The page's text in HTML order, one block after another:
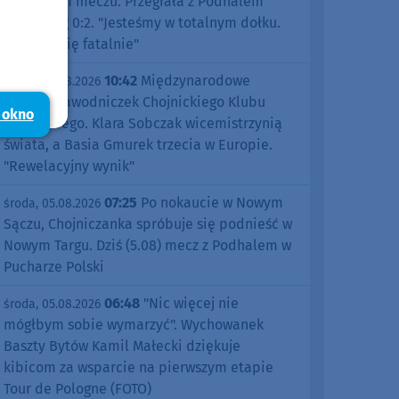
Nowy Targ 0:2. "Jesteśmy w totalnym dołku.
Czujemy się fatalnie"
środa, 05.08.2026 10:42 Międzynarodowe
sukcesy zawodniczek Chojnickiego Klubu
Żeglarskiego. Klara Sobczak wicemistrzynią
świata, a Basia Gmurek trzecia w Europie.
"Rewelacyjny wynik"
środa, 05.08.2026 07:25 Po nokaucie w Nowym
Sączu, Chojniczanka spróbuje się podnieść w
Nowym Targu. Dziś (5.08) mecz z Podhalem w
Pucharze Polski
środa, 05.08.2026 06:48 "Nic więcej nie
mógłbym sobie wymarzyć". Wychowanek
Baszty Bytów Kamil Małecki dziękuje
kibicom za wsparcie na pierwszym etapie
Tour de Pologne (FOTO)